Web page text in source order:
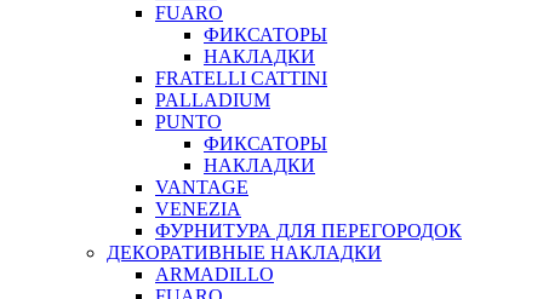
FUARO
ФИКСАТОРЫ
НАКЛАДКИ
FRATELLI CATTINI
PALLADIUM
PUNTO
ФИКСАТОРЫ
НАКЛАДКИ
VANTAGE
VENEZIA
ФУРНИТУРА ДЛЯ ПЕРЕГОРОДОК
ДЕКОРАТИВНЫЕ НАКЛАДКИ
ARMADILLO